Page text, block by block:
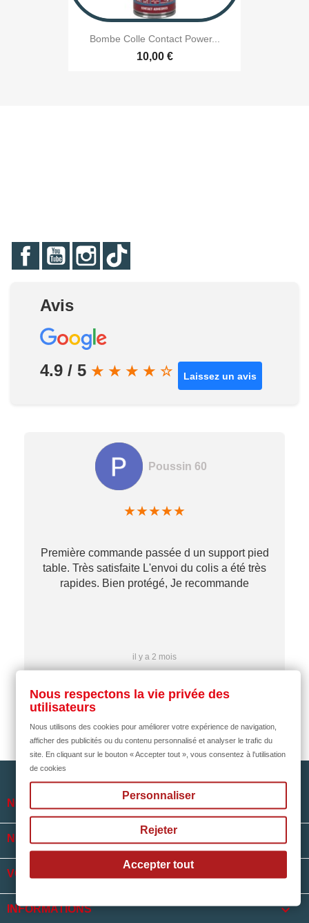
Bombe Colle Contact Power...
10,00 €
FacebookYouTubeInstagram
Avis
4.9 / 5 ★ ★ ★ ★ ☆ Laissez un avis
Poussin 60
★★★★★
Première commande passée d un support pied
table. Très satisfaite L'envoi du colis a été très
rapides. Bien protégé, Je recommande
il y a 2 mois
NOTRE SOCIÉTÉ 
NOS HORAIRES 
VOTRE COMPTE 
INFORMATIONS keyboard_arrow_down
Nous respectons la vie privée des
utilisateurs
Nous utilisons des cookies pour améliorer votre expérience de navigation,
afficher des publicités ou du contenu personnalisé et analyser le trafic du
site. En cliquant sur le bouton « Accepter tout », vous consentez à l'utilisation
de cookies
Personnaliser
Rejeter
Accepter tout